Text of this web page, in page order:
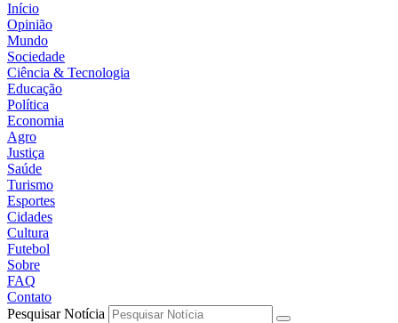
Início
Opinião
Mundo
Sociedade
Ciência & Tecnologia
Educação
Política
Economia
Agro
Justiça
Saúde
Turismo
Esportes
Cidades
Cultura
Futebol
Sobre
FAQ
Contato
Pesquisar Notícia